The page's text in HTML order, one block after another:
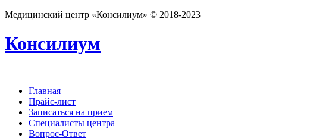
Медицинский центр «Консилиум» © 2018-2023
Консилиум
Главная
Прайс-лист
Записаться на прием
Специалисты центра
Вопрос-Ответ